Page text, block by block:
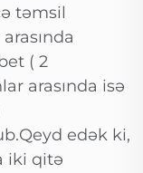
təmsil
( 2
arasında isə
edək ki,
iki qitə